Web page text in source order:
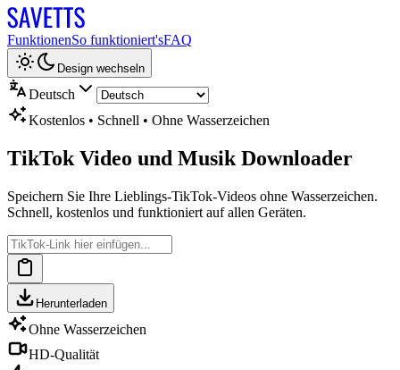
FunktionenSo funktioniert'sFAQ
Design wechseln
Deutsch
Kostenlos • Schnell • Ohne Wasserzeichen
TikTok Video und Musik Downloader
Speichern Sie Ihre Lieblings-TikTok-Videos ohne Wasserzeichen.
Schnell, kostenlos und funktioniert auf allen Geräten.
Herunterladen
Ohne Wasserzeichen
HD-Qualität